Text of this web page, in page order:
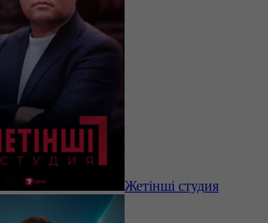
Жетінші студия